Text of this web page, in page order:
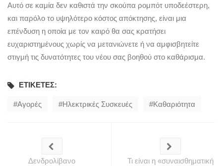
Αυτό σε καμία δεν καθιστά την σκούπα ρομπότ υποδεέστερη,
και παρόλο το υψηλότερο κόστος απόκτησης, είναι μια
επένδυση η οποία με τον καιρό θα σας κρατήσει
ευχαριστημένους χωρίς να μετανιώνετε ή να αμφισβητείτε
στιγμή τις δυνατότητες του νέου σας βοηθού στο καθάρισμα.
ΕΤΙΚΈΤΕΣ:
Αγορές Ηλεκτρικές Συσκευές Καθαριότητα
Δενδρολίβανο
Τι είναι η «συναισθηματική